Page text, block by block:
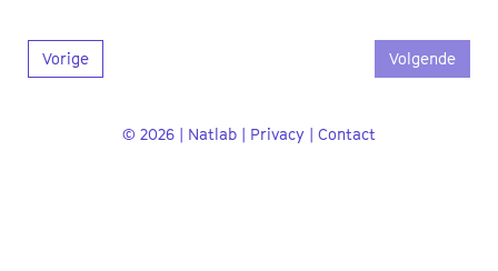
Vorige Volgende
© 2026 | Natlab | Privacy | Contact